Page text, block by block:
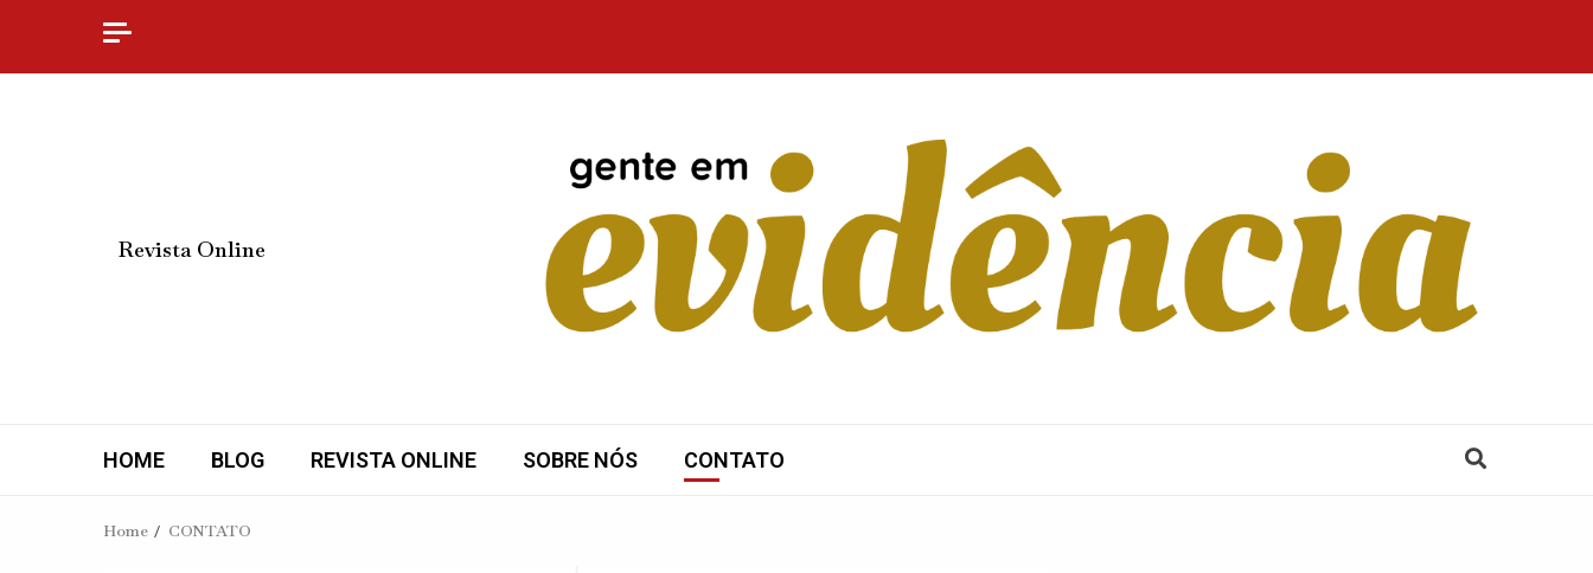
⠀Revista Online
HOME BLOG REVISTA ONLINE SOBRE NÓS CONTATO
Home CONTATO